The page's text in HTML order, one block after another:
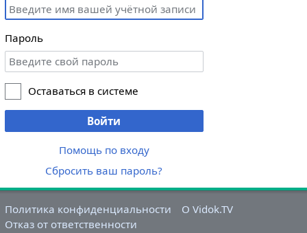
Пароль
Оставаться в системе
Войти
Помощь по входу
Сбросить ваш пароль?
Политика конфиденциальности
О Vidok.TV
Отказ от ответственности